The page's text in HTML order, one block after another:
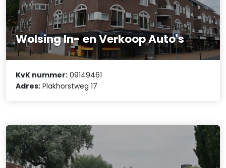
Wolsing In- en Verkoop Auto's
KvK nummer: 09149461
Adres: Plakhorstweg 17